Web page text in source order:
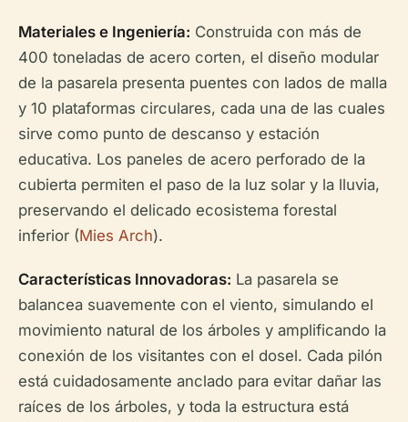
Materiales e Ingeniería: Construida con más de
400 toneladas de acero corten, el diseño modular
de la pasarela presenta puentes con lados de malla
y 10 plataformas circulares, cada una de las cuales
sirve como punto de descanso y estación
educativa. Los paneles de acero perforado de la
cubierta permiten el paso de la luz solar y la lluvia,
preservando el delicado ecosistema forestal
inferior (Mies Arch).
Características Innovadoras: La pasarela se
balancea suavemente con el viento, simulando el
movimiento natural de los árboles y amplificando la
conexión de los visitantes con el dosel. Cada pilón
está cuidadosamente anclado para evitar dañar las
raíces de los árboles, y toda la estructura está